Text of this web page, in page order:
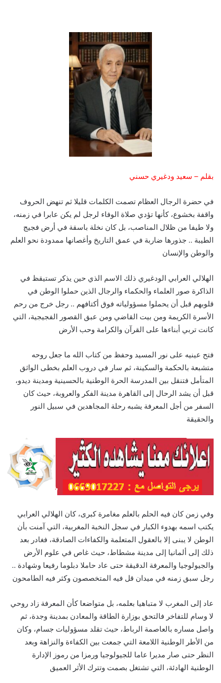
بقلم – سعيد ودغيري حسني
في حضرة الرجال العظام تصمت الكلمات قليلا ثم تنهض الحروف
واقفة بخشوع، كأنها تؤدي صلاة الوفاء لرجل لم يكن عابرا في زمنه،
ولا طيفا من ظلال المناصب، بل كان نخلة باسقة في أرض فجيج
الطيبة .. جذورها ضاربة في عمق التاريخ وأغصانها ممدودة نحو العلم
والوطن والإنسان
الهلالي العرابي الودغيري ذلك الاسم الذي حين يذكر تستيقظ في
الذاكرة صور العلماء والحكماء والرجال الذين حملوا الوطن في
قلوبهم قبل أن يحملوا مسؤولياته فوق أكتافهم .. رجل خرج من رحم
الأسرة الكريمة ومن بيت القاضي ومن عبق القصور الفجيجية، التي
كانت تربي أبناءها على القرآن والكرامة وحب الأرض
فتح عينيه على نور المسيد وحفظ من كتاب الله ما جعل روحه
متشبعة بالحكمة والسكينة، ثم سار في دروب العلم بخطى الواثق
المتأمل فتنقل بين المدرسة الحرة الوطنية بالحسينية ومدينة ديدو،
قبل أن يشد الرحال إلى القاهرة مدينة الفكر والعروبة، حيث كان
السفر من أجل المعرفة يشبه رحلة المجاهدين في سبيل النور
والحقيقة
وفي زمن كان فيه الحلم بالعلم مغامرة كبرى، كان الهلالي العرابي
يكتب اسمه بهدوء الكبار في سجل النخبة المغربية، التي آمنت بأن
الوطن لا يبنى إلا بالعقول المتعلمة والكفاءات الصادقة، فغادر بعد
ذلك إلى ألمانيا إلى مدينة مشطاط، حيث غاص في علوم الأرض
والجيولوجيا والمعرفة الدقيقة حتى عاد حاملا دبلوما رفيعا وشهادة ..
رجل سبق زمنه في ميدان قل فيه المتخصصون وكثر فيه الطامحون
عاد إلى المغرب لا متباهيا بعلمه، بل متواضعا كأن المعرفة زاد روحي
لا وسام للتفاخر فالتحق بوزارة الطاقة والمعادن بمدينة وجدة، ثم
واصل مساره بالعاصمة الرباط، حيث تقلد مسؤوليات جسام، وكان
من الأطر الوطنية اللامعة التي جمعت بين الكفاءة والنزاهة وبعد
النظر حتى صار مديرا عاما للجيولوجيا ورمزا من رموز الإدارة
الوطنية الهادئة، التي تشتغل بصمت وتترك الأثر العميق